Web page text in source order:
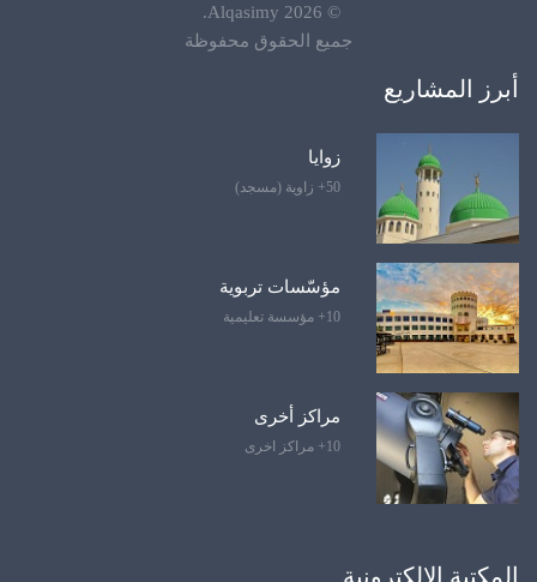
©
2026
Alqasimy
.
جميع الحقوق محفوظة
أبرز المشاريع
زوايا
50+ زاوية (مسجد)
مؤسّسات تربوية
10+ مؤسسة تعليمية
مراكز أخرى
10+ مراكز اخرى
المكتبة الإلكترونية